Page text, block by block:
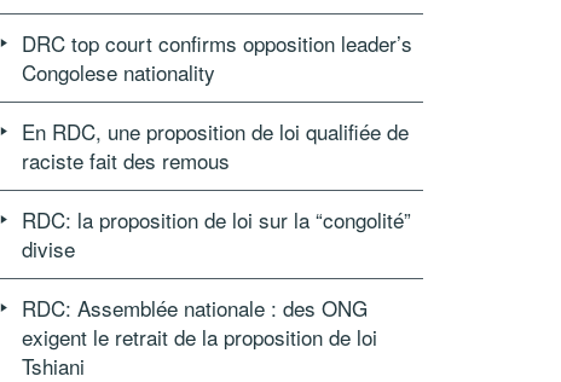
DRC top court confirms opposition leader’s
Congolese nationality
En RDC, une proposition de loi qualifiée de
raciste fait des remous
RDC: la proposition de loi sur la “congolité”
divise
RDC: Assemblée nationale : des ONG
exigent le retrait de la proposition de loi
Tshiani